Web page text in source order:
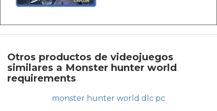
Otros productos de videojuegos
similares a Monster hunter world
requirements
monster hunter world dlc pc